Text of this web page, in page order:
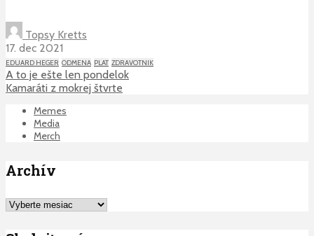
Topsy Kretts
17. dec 2021
EDUARD HEGER ODMENA PLAT ZDRAVOTNIK
A to je ešte len pondelok
Kamaráti z mokrej štvrte
Memes
Media
Merch
Archív
Archív